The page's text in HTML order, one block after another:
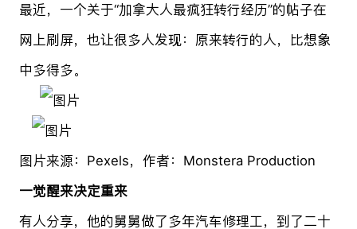
最近，一个关于“加拿大人最疯狂转行经历”的帖子在
网上刷屏，也让很多人发现：原来转行的人，比想象
中多得多。
图片来源：Pexels，作者：Monstera Production
一觉醒来决定重来
有人分享，他的舅舅做了多年汽车修理工，到了二十